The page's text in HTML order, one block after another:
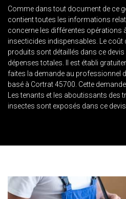
Comme dans tout document de ce
contient toutes les informations
concerne les différentes opérations
insecticides indispensables. Le coût
produits sont détaillés dans ce devis
dépenses totales. Il est établi
faites la demande au professionnel
basé à Cortrat 45700. Cette
Les tenants et les aboutissants des
insectes sont exposés dans ce